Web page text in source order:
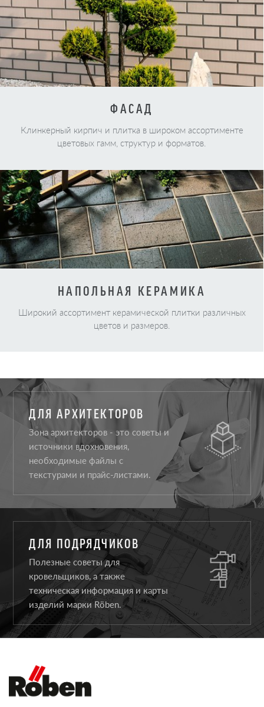
ФАСАД
Клинкерный кирпич и плитка в широком ассортименте
цветовых гамм, структур и форматов.
НАПОЛЬНАЯ КЕРАМИКА
Широкий ассортимент керамической плитки различных
цветов и размеров.
ДЛЯ АРХИТЕКТОРОВ
Зона архитекторов - это советы и
источники вдохновения,
необходимые файлы с
текстурами и прайс-листами.
ДЛЯ ПОДРЯДЧИКОВ
Полезные советы для
кровельщиков, а также
техническая информация и карты
изделий марки Röben.